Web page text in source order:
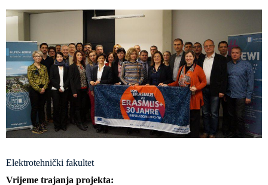
Elektrotehnički fakultet
Vrijeme trajanja projekta